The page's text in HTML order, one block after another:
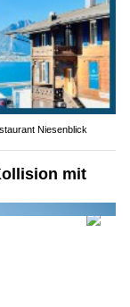
Niesenblick
mit